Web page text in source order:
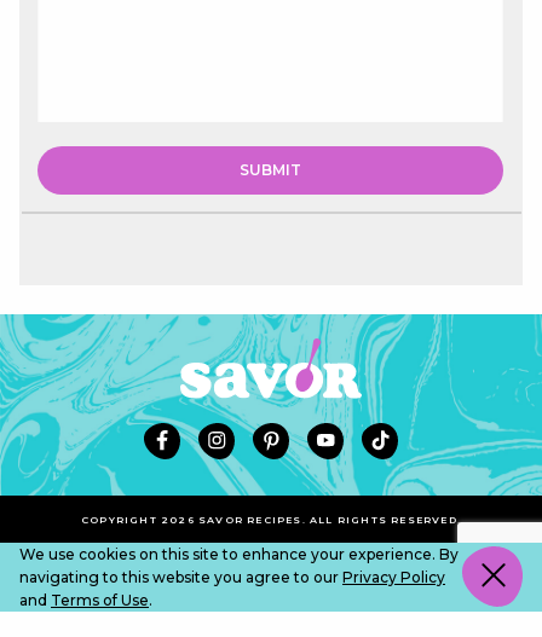
COPYRIGHT 2026 SAVOR RECIPES. ALL RIGHTS RESERVED.
We use cookies on this site to enhance your experience. By
navigating to this website you agree to our Privacy Policy
and Terms of Use.